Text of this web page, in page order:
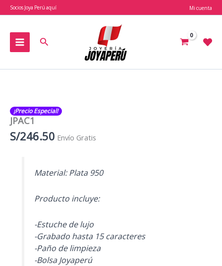
al
Socios Joya Perú aquí Mi cuenta
Buscar
¡Precio Especial!
JPAC1
S/246.50 Envío Gratis
Material: Plata 950
Producto incluye:
-Estuche de lujo
-Grabado hasta 15 caracteres
-Paño de limpieza
-Bolsa Joyaperú